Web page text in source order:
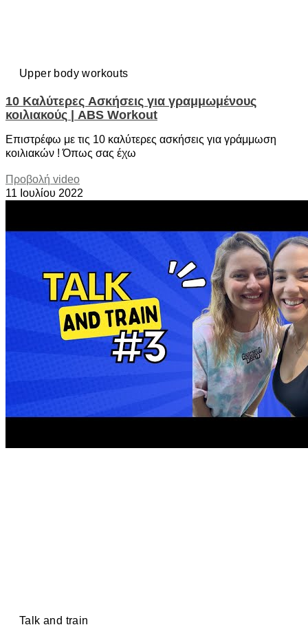
Upper body workouts
10 Καλύτερες Aσκήσεις για γραμμωμένους
κοιλιακούς | ABS Workout
Επιστρέφω με τις 10 καλύτερες ασκήσεις για γράμμωση
κοιλιακών ! Όπως σας έχω
Προβολή video
11 Ιουλίου 2022
Talk and train